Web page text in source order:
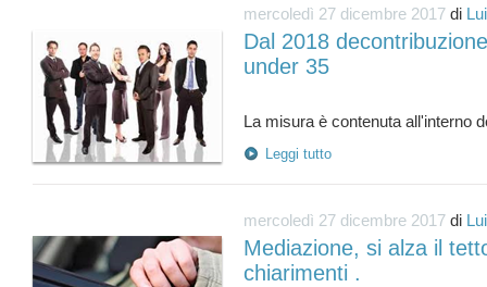
mercoledì 27 dicembre 2017 di
Dal 2018
under 35
Leggi tutto
mercoledì 27 dicembre 2017 di
Mediazione, si alza il
chiarimenti .